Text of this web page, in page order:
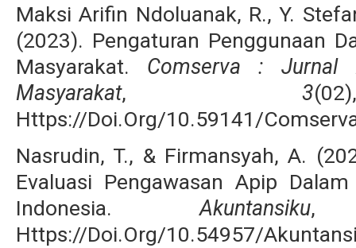
Maksi Arifin Ndoluanak, R., Y.
(2023). Pengaturan Penggunaan
Masyarakat. Comserva
: Jurnal
Masyarakat,3
Https://Doi.Org/10.59141/
Nasrudin, T., & Firmansyah, A.
Evaluasi Pengawasan Apip
Indonesia.Akuntansiku
Https://Doi.Org/10.54957/